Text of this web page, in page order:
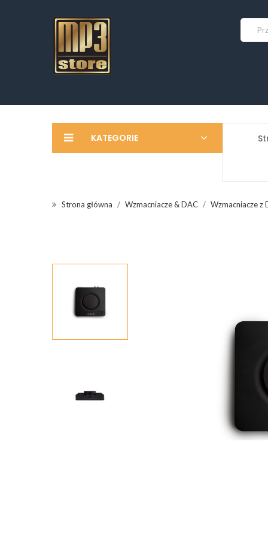
KATEGORIE
Strona główna Wzmacniacze & DAC Wzmacniacze z